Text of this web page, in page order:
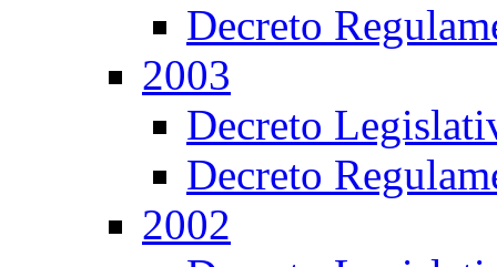
Decreto
2003
Decreto
Decreto
2002